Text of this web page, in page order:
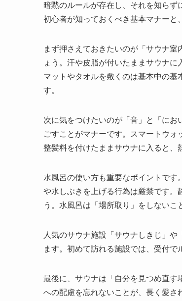
暗黙のルールが存在し、それを知ら
初心者が知っておくべき基本マナーと
まず押さえておきたいのが「サウナ
ょう。汗や皮脂が付いたままサウナ
マットやタオルを敷くのは基本中の基
す。
次に気をつけたいのが「音」と「に
ごすことがマナーです。スマートウ
整髪料を付けたままサウナに入ると、
水風呂の使い方も重要なポイントで
や水しぶきを上げる行為は厳禁です。
う。水風呂は「場所取り」をしないこ
人気のサウナ施設「サウナしきじ」
ます。初めて訪れる施設では、受付で
最後に、サウナは「自分を見つめ直す
への配慮を忘れないことが、長く愛